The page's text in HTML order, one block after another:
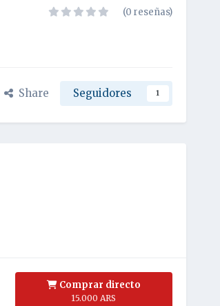
(0 reseñas)
Share Seguidores 1
Comprar directo
15.000 ARS